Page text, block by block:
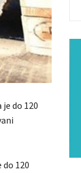
do 120
120